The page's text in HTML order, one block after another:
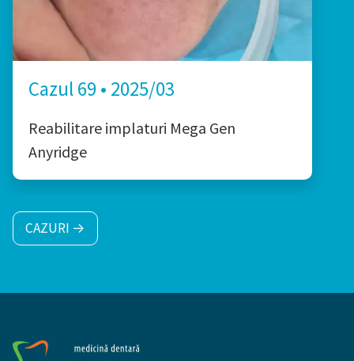
Cazul 69 • 2025/03
Reabilitare implaturi Mega Gen
Anyridge
CAZURI →